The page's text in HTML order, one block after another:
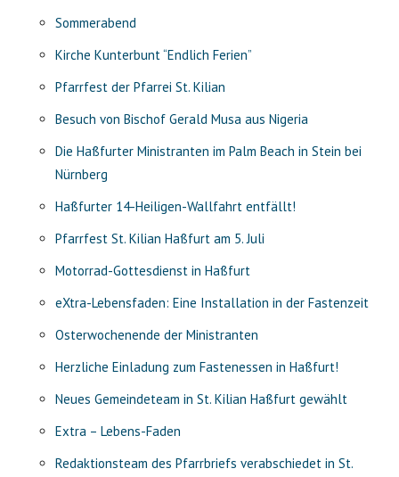
Sommerabend
Kirche Kunterbunt “Endlich Ferien”
Pfarrfest der Pfarrei St. Kilian
Besuch von Bischof Gerald Musa aus Nigeria
Die Haßfurter Ministranten im Palm Beach in Stein bei
Nürnberg
Haßfurter 14-Heiligen-Wallfahrt entfällt!
Pfarrfest St. Kilian Haßfurt am 5. Juli
Motorrad-Gottesdienst in Haßfurt
eXtra-Lebensfaden: Eine Installation in der Fastenzeit
Osterwochenende der Ministranten
Herzliche Einladung zum Fastenessen in Haßfurt!
Neues Gemeindeteam in St. Kilian Haßfurt gewählt
Extra – Lebens-Faden
Redaktionsteam des Pfarrbriefs verabschiedet in St.